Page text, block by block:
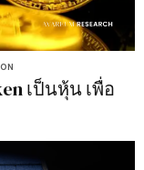
เป็นหุ้น เพื่อ